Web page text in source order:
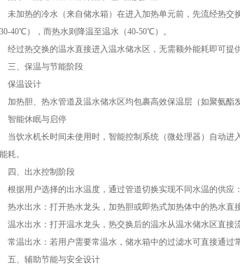
加热的冷水（来自储水箱）在进入加热单元前，先流经热交
40℃），而热水则降温至温水（40-50℃）。
过热交换的温水直接进入温水储水区，无需额外能耗即可提供
、保温与节能阶段
温设计
热胆、热水管道及温水储水区均包裹高效保温层（如聚氨酯
能休眠与启停
饮水机长时间未使用时，智能控制系统（微处理器）自动进
耗。
、出水控制阶段
据用户选择的出水温度，通过管道切换实现不同水温的供应：
水出水：打开热水龙头，加热胆或即热式加热体中的热水直
水出水：打开温水龙头，热交换后的温水从温水储水区直接流
温出水：若用户需要常温水，储水箱中的过滤水可直接通过
、辅助节能与安全设计